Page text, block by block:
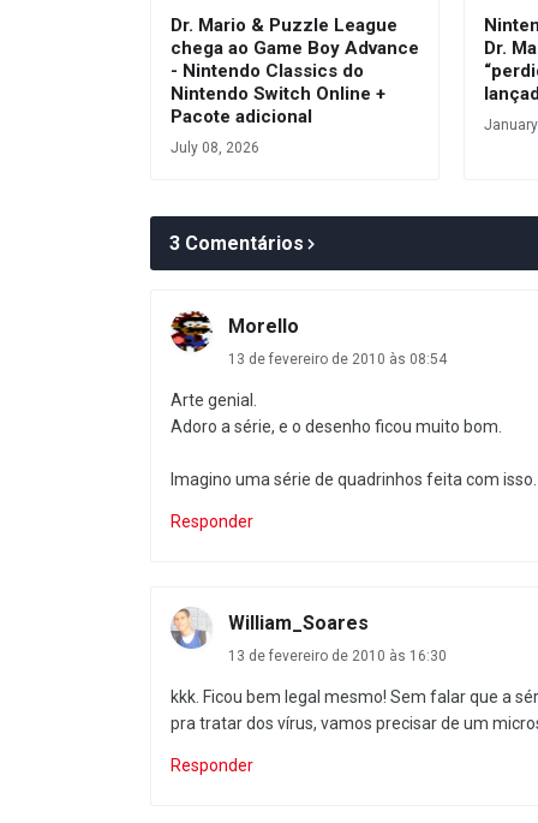
Dr. Mario & Puzzle League
chega ao Game Boy Advance
- Nintendo Classics do
Nintendo Switch Online +
Pacote adicional
July 08, 2026
Dr.
3 Comentários
Morello
13 de fevereiro de 2010 às 08:54
Arte genial.
Adoro a série, e o desenho ficou muito bom.
Imagino uma série de quadrinhos feita com isso.
Responder
William_Soares
13 de fevereiro de 2010 às 16:30
kkk. Ficou bem legal mesmo! Sem falar que a
pra tratar dos vírus, vamos precisar de um
Responder